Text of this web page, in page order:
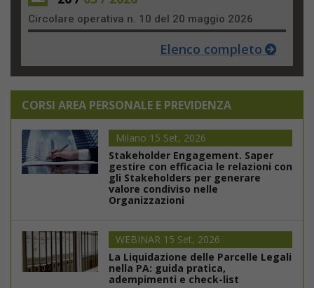
Circolare operativa n. 10 del 20 maggio 2026
Elenco completo
CORSI AREA PERSONALE E PREVIDENZA
Milano 15 Set, 2026
Stakeholder Engagement. Saper
gestire con efficacia le relazioni con
gli Stakeholders per generare
valore condiviso nelle
Organizzazioni
WEBINAR 15 Set, 2026
La Liquidazione delle Parcelle Legali
nella PA: guida pratica,
adempimenti e check-list